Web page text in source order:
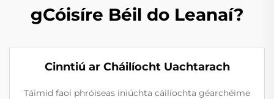
gCóisíre Béil do Leanaí?
Cinntiú ar Cháilíocht Uachtarach
Táimid faoi phróiseas iniúchta cáilíochta géarchéime